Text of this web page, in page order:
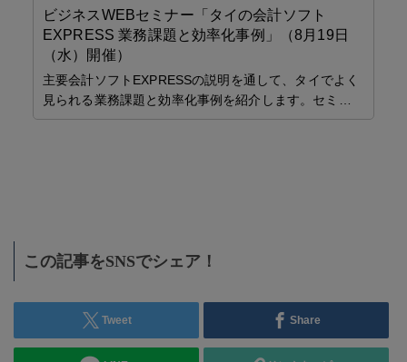
ビジネスWEBセミナー「タイの会計ソフト
EXPRESS 業務課題と効率化事例」（8月19日
（水）開催）
主要会計ソフトEXPRESSの説明を通して、タイでよく
見られる業務課題と効率化事例を紹介します。セミ…
この記事をSNSでシェア！
Tweet Share